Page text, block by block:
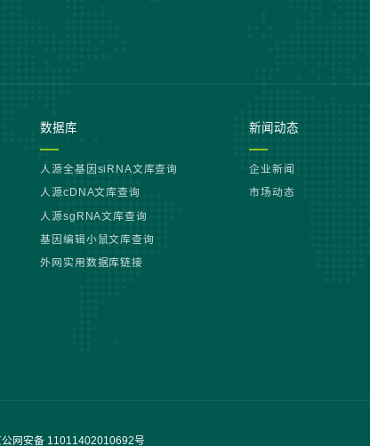
数据库
人源全基因siRNA文库查询
人源cDNA文库查询
人源sgRNA文库查询
基因编辑小鼠文库查询
外网实用数据库链接
新闻动态
企业新闻
市场动态
网安备 11011402010692号